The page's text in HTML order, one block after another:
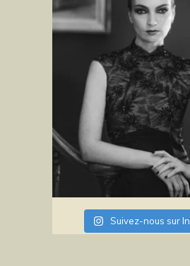
Suivez-nous sur